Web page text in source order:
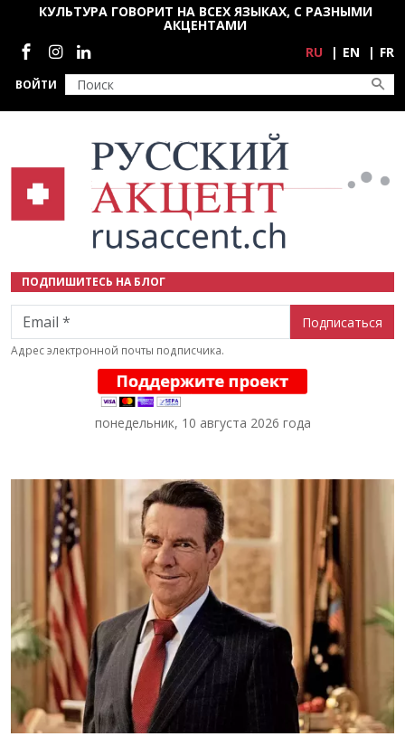
Перейти к основному содержанию
ВОЙТИ
КУЛЬТУРА ГОВОРИТ НА ВСЕХ ЯЗЫКАХ, С РАЗНЫМИ
АКЦЕНТАМИ
Социальные сети
RU EN FR
ПОДПИШИТЕСЬ НА БЛОГ
Email
Адрес электронной почты подписчика.
понедельник, 10 августа 2026 года